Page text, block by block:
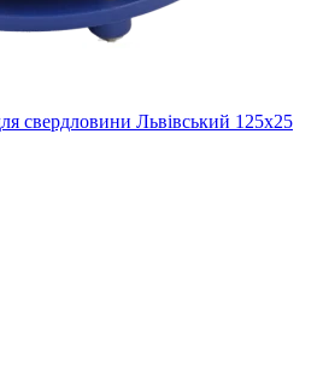
свердловини Львівський 125х25